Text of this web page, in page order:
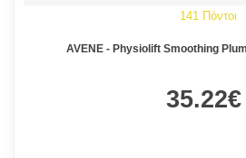
141 Πόντοι
AVENE - Physiolift Smoothing
35.22€